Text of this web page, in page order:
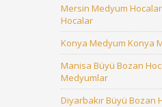
Mersin Medyum
Hocalar
Konya Medyum Konya
Manisa Büyü Bozan
Medyumlar
Diyarbakır Büyü Bozan